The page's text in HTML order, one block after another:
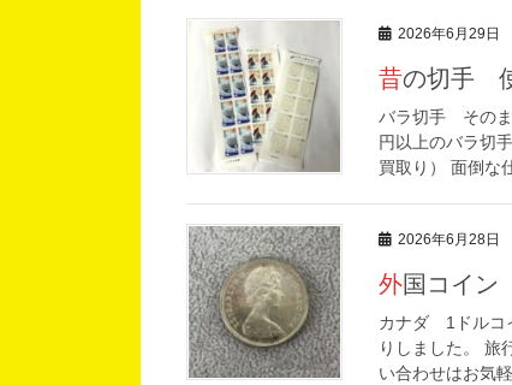
2026年6月29日
昔の切手
バラ切手 そのま
円以上のバラ切
買取り） 面倒な
2026年6月28日
外国コイ
カナダ 1ドルコ
りしました。 旅
い合わせはお気軽